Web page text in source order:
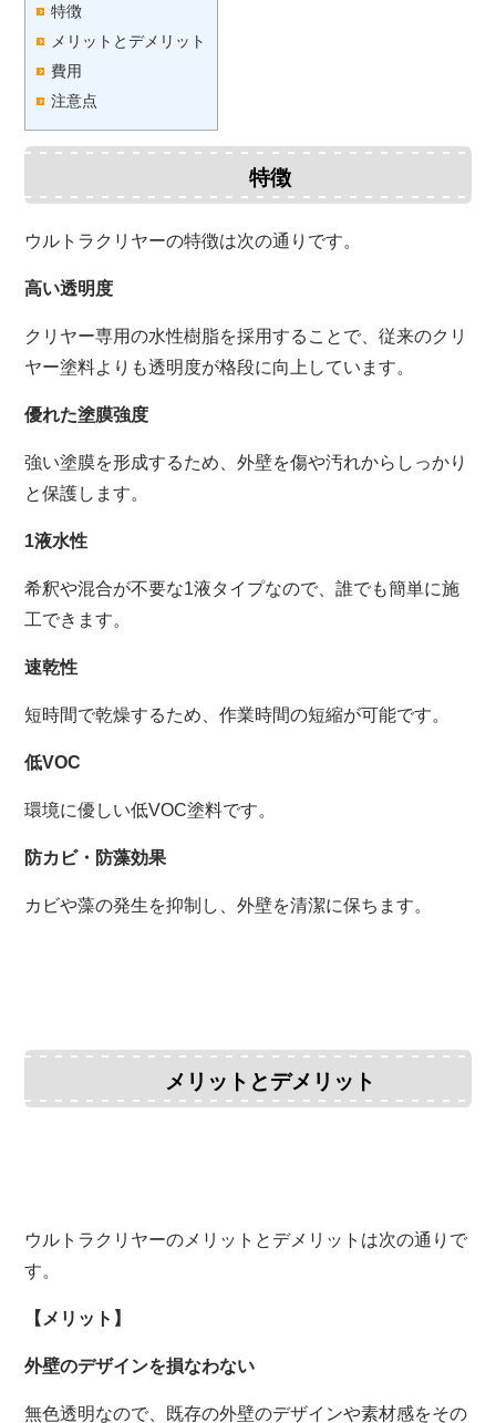
特徴
メリットとデメリット
費用
注意点
特徴
ウルトラクリヤーの特徴は次の通りです。
高い透明度
クリヤー専用の水性樹脂を採用することで、従来のクリ
ヤー塗料よりも透明度が格段に向上しています。
優れた塗膜強度
強い塗膜を形成するため、外壁を傷や汚れからしっかり
と保護します。
1液水性
希釈や混合が不要な1液タイプなので、誰でも簡単に施
工できます。
速乾性
短時間で乾燥するため、作業時間の短縮が可能です。
低VOC
環境に優しい低VOC塗料です。
防カビ・防藻効果
カビや藻の発生を抑制し、外壁を清潔に保ちます。
メリットとデメリット
ウルトラクリヤーのメリットとデメリットは次の通りで
す。
【メリット】
外壁のデザインを損なわない
無色透明なので、既存の外壁のデザインや素材感をその